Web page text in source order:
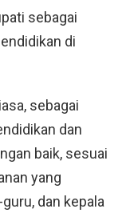
sebagai
di
sebagai
dan
baik, sesuai
yang
dan kepala